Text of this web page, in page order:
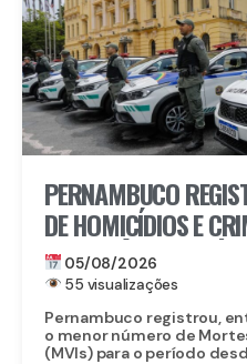
PERNAMBUCO
DE HOMICÍDIOS E
PATRIMÔNIO DA
SETE PRIMEIROS
05/08/2026
55 visualizações
Pernambuco registrou,
o menor número de
(MVIs) para o período